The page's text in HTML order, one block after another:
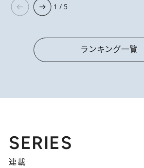
1 / 5
ランキング一覧
SERIES
連載